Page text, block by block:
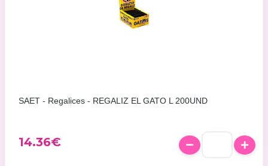
SAET - Regalices - REGALIZ EL GATO L 200UND
14.36€